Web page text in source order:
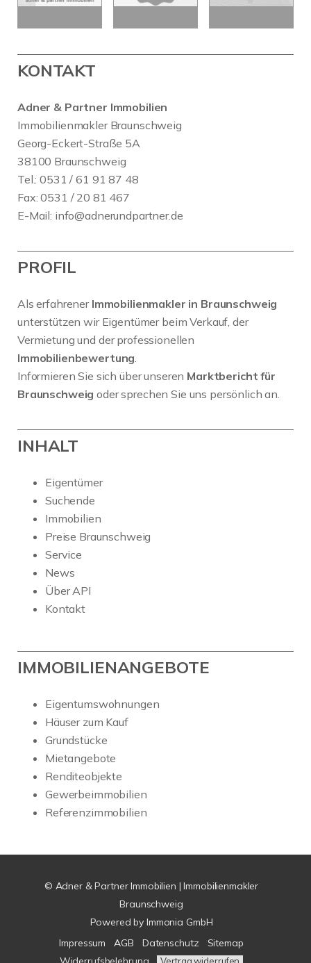
KONTAKT
Adner & Partner Immobilien
Immobilienmakler Braunschweig
Georg-Eckert-Straße 5A
38100 Braunschweig
Tel.: 0531 / 61 91 87 48
Fax: 0531 / 20 81 467
E-Mail: info@adnerundpartner.de
PROFIL
Als erfahrener Immobilienmakler in Braunschweig
unterstützen wir Eigentümer beim Verkauf, der
Vermietung und der professionellen
Immobilienbewertung
Informieren Sie sich über unseren Marktbericht für
Braunschweig oder sprechen Sie uns persönlich an.
INHALT
Eigentümer
Suchende
Immobilien
Preise Braunschweig
Service
News
Über API
Kontakt
IMMOBILIENANGEBOTE
Eigentumswohnungen
Häuser zum Kauf
Grundstücke
Mietangebote
Renditeobjekte
Gewerbeimmobilien
Referenzimmobilien
© Adner & Partner Immobilien | Immobilienmakler
Braunschweig
Powered by Immonia GmbH
Impressum
AGB Datenschutz
Sitemap